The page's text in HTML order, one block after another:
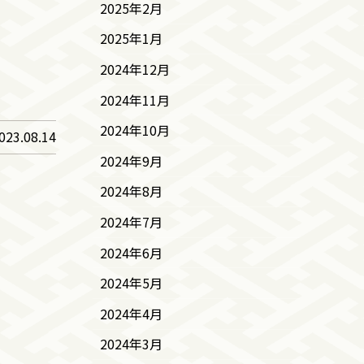
2025年2月
2025年1月
2024年12月
2024年11月
2024年10月
2024年9月
2024年8月
2024年7月
2024年6月
2024年5月
2024年4月
2024年3月